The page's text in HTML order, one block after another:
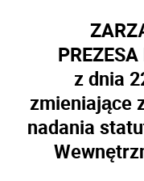
z dnia
zmieniające
nadania